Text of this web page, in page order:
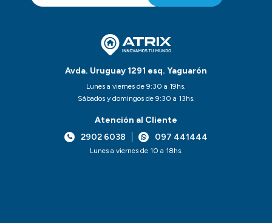
Avda. Uruguay 1291 esq. Yaguarón
Lunes a viernes de 9:30 a 19hs.
Sábados y domingos de 9:30 a 13hs.
Atención al Cliente
2902 6038
097 441444
Lunes a viernes de 10 a 18hs.